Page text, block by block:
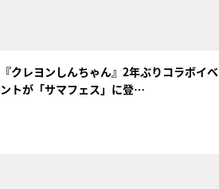
『クレヨンしんちゃん』2年ぶりコラボイベ
ントが「サマフェス」に登…